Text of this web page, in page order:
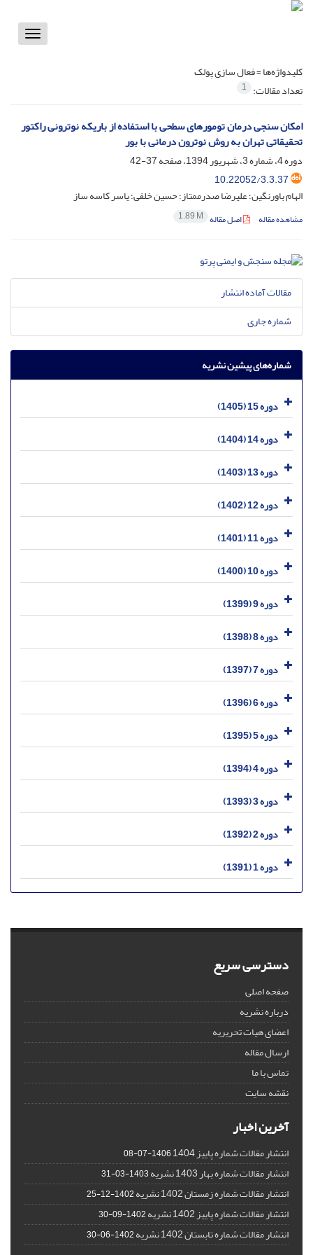
Toggle
کلیدواژه‌ها =فعال سازی پولک
تعداد مقالات: 1
امکان سنجی درمان تومورهای سطحی با استفاده از باریکه نوترونی راکتور
تحقیقاتی تهران به روش نوترون درمانی با بور
دوره 4، شماره 3، شهریور 1394، صفحه
37-42
10.22052/3.3.37
الهام باورنگین؛ علیرضا صدرممتاز؛ حسین خلفی؛ یاسر کاسه ساز
مشاهده مقاله اصل مقاله 1.89 M
مقالات آماده انتشار
شماره جاری
شماره‌های پیشین نشریه
دوره 15 (1405)
دوره 14 (1404)
دوره 13 (1403)
دوره 12 (1402)
دوره 11 (1401)
دوره 10 (1400)
دوره 9 (1399)
دوره 8 (1398)
دوره 7 (1397)
دوره 6 (1396)
دوره 5 (1395)
دوره 4 (1394)
دوره 3 (1393)
دوره 2 (1392)
دوره 1 (1391)
دسترسی سریع
صفحه اصلی
درباره نشریه
اعضای هیات تحریریه
ارسال مقاله
تماس با ما
نقشه سایت
آخرین اخبار
انتشار مقالات شماره پاییز 1404 1406-07-08
انتشار مقالات شماره بهار 1403 نشریه 1403-03-31
انتشار مقالات شماره زمستان 1402 نشریه 1402-12-25
انتشار مقالات شماره پاییز 1402 نشریه 1402-09-30
انتشار مقالات شماره تابستان 1402 نشریه 1402-06-30